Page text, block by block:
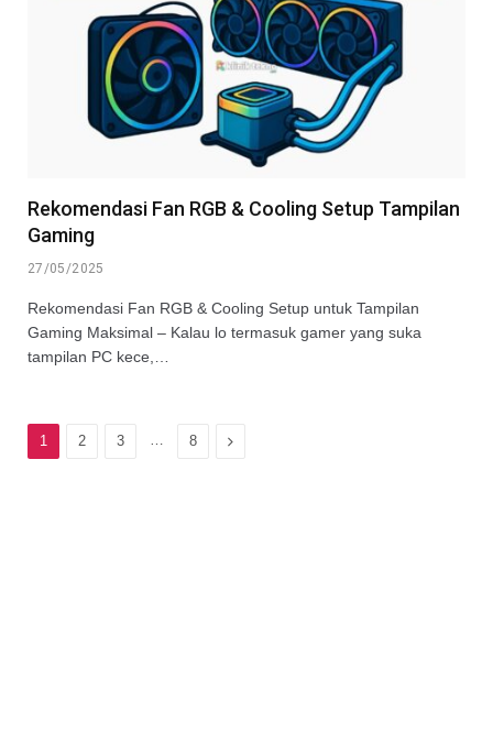
Rekomendasi Fan RGB & Cooling Setup Tampilan
Gaming
27/05/2025
Rekomendasi Fan RGB & Cooling Setup untuk Tampilan
Gaming Maksimal – Kalau lo termasuk gamer yang suka
tampilan PC kece,…
1 2 3 8 Next